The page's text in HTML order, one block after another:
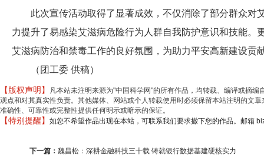
此次宣传活动取得了显著成效，不仅消除了部分群众
力提升了易感染艾滋病危险行为人群自我防护意识和技能
艾滋病防治和禁毒工作的良好氛围，为助力平安高新建设贡
（团工委 供稿）
【版权声明】
凡本站未注明来源为"中国科学网"的所有作品，均转载、编译或摘
观点和对其真实性负责。其他媒体、网站或个人转载使用时必须保留本站注明的文
准确性、可靠性或完整性提供任何明示或暗示的保证。
【特别提醒】 如您不希望作品出现在本站，可联系我们要求撤下您的作品。邮箱
下一篇： 魏昌松：深耕金融科技三十载 铸就银行数据基建硬核实力